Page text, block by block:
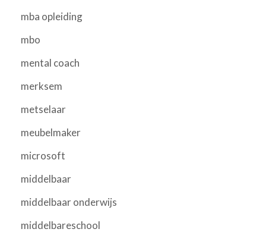
mba opleiding
mbo
mental coach
merksem
metselaar
meubelmaker
microsoft
middelbaar
middelbaar onderwijs
middelbareschool